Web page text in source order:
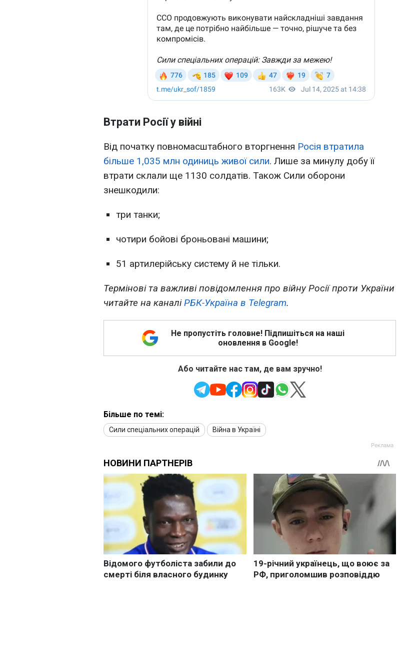
Втрати Росії у війні
Від початку повномасштабного вторгнення Росія втратила
більше 1,035 млн одиниць живої сили. Лише за минулу добу її
втрати склали ще 1130 солдатів. Також Сили оборони
знешкодили:
три танки;
чотири бойові броньовані машини;
51 артилерійську систему й не тільки.
Термінові та важливі повідомлення про війну Росії проти України
читайте на каналіРБК-Україна в Telegram.
Не пропустіть головне! Підпишіться на наші
оновлення в Google!
Або читайте нас там, де вам зручно!
Більше по темі:
Сили спеціальних операцій Війна в Україні